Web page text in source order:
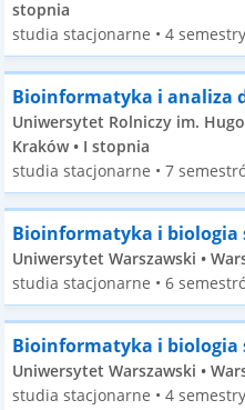
stopnia
studia stacjonarne • 4 semestry
Bioinformatyka i analiza
Uniwersytet Rolniczy im.
Kraków • I stopnia
studia stacjonarne • 7
Bioinformatyka i biologia
Uniwersytet Warszawski •
studia stacjonarne • 6
Bioinformatyka i biologia
Uniwersytet Warszawski •
studia stacjonarne • 4 semestry